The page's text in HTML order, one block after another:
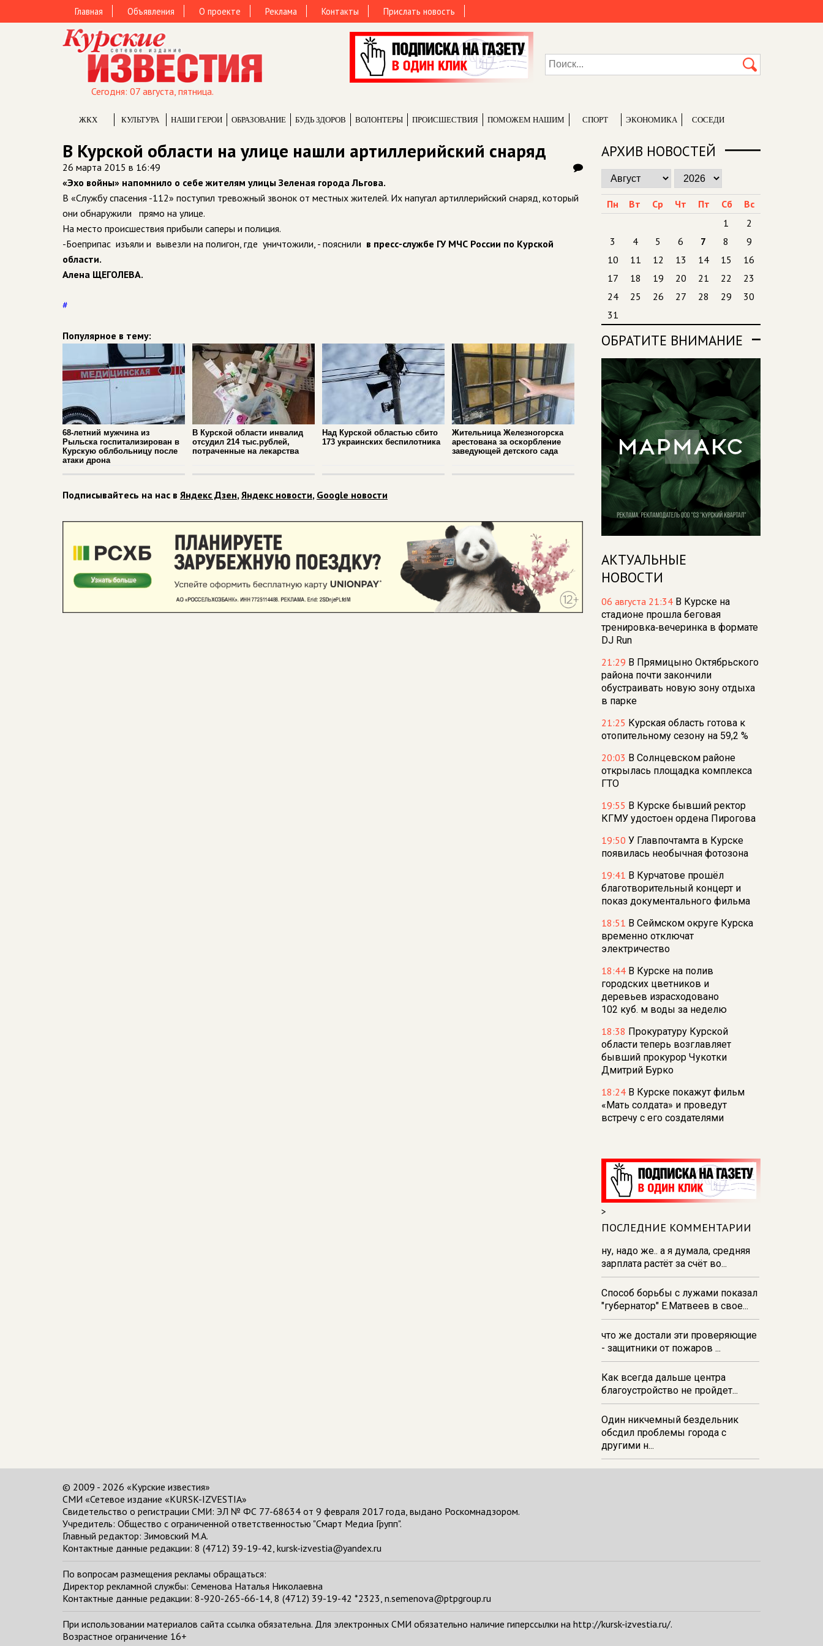
Главная Объявления О проекте Реклама Контакты Прислать новость
Сегодня: 07 августа, пятница.
ЖКХ КУЛЬТУРА НАШИ ГЕРОИ ОБРАЗОВАНИЕ БУДЬ ЗДОРОВ ВОЛОНТЕРЫ ПРОИCШЕСТВИЯ ПОМОЖЕМ НАШИМ СПОРТ ЭКОНОМИКА СОСЕДИ
В Курской области на улице нашли артиллерийский снаряд
26 марта 2015 в 16:49
«Эхо войны» напомнило о себе жителям улицы Зеленая города Льгова.
В «Службу спасения -112» поступил тревожный звонок от местных жителей. Их напугал артиллерийский снаряд, который
они обнаружили прямо на улице.
На место происшествия прибыли саперы и полиция.
-Боеприпас изъяли и вывезли на полигон, где уничтожили, - пояснили в пресс-службе ГУ МЧС России по Курской
области.
Алена ЩЕГОЛЕВА.
#
Популярное в тему:
68-летний мужчина из
Рыльска госпитализирован в
Курскую облбольницу после
атаки дрона
В Курской области инвалид
отсудил 214 тыс.рублей,
потраченные на лекарства
Над Курской областью сбито
173 украинских беспилотника
Жительница Железногорска
арестована за оскорбление
заведующей детского сада
Подписывайтесь на нас в Яндекс Дзен,Яндекс новости, Google новости
АРХИВ НОВОСТЕЙ
Пн Вт Ср Чт Пт Сб
Вс
1
2
3
4 5 6 7 8
9
10
11 12 13 14 15
16
17
18 19 20 21 22
23
24
25 26 27 28 29
30
31
ОБРАТИТЕ ВНИМАНИЕ
АКТУАЛЬНЫЕ
НОВОСТИ
06 августа 21:34 В Курске на
стадионе прошла беговая
тренировка‑вечеринка в формате
DJ Run
21:29 В Прямицыно Октябрьского
района почти закончили
обустраивать новую зону отдыха
в парке
21:25 Курская область готова к
отопительному сезону на 59,2 %
20:03 В Солнцевском районе
открылась площадка комплекса
ГТО
19:55 В Курске бывший ректор
КГМУ удостоен ордена Пирогова
19:50 У Главпочтамта в Курске
появилась необычная фотозона
19:41 В Курчатове прошёл
благотворительный концерт и
показ документального фильма
18:51 В Сеймском округе Курска
временно отключат
электричество
18:44 В Курске на полив
городских цветников и
деревьев израсходовано
102 куб. м воды за неделю
18:38 Прокуратуру Курской
области теперь возглавляет
бывший прокурор Чукотки
Дмитрий Бурко
18:24 В Курске покажут фильм
«Мать солдата» и проведут
встречу с его создателями
из‑за проблем с водоснабжением
17:23
В Курске установили две
камеры ПДД на превышение
скорости
16:55В Курске жителя
Тюменской области осудили за
незаконную перевозку
взрывчатки
16:47В Курске капремонт дорог
выполнен на 54%
>
ПОСЛЕДНИЕ КОММЕНТАРИИ
ну, надо же.. а я думала, средняя
зарплата растёт за счёт во...
Способ борьбы с лужами показал
"губернатор" Е.Матвеев в свое...
что же достали эти проверяющие
- защитники от пожаров ...
Как всегда дальше центра
благоустройство не пройдет...
Один никчемный бездельник
обсдил проблемы города с
другими н...
© 2009 - 2026 «Курские известия»
СМИ «Сетевое издание «KURSK-IZVESTIA»
Свидетельство о регистрации СМИ: ЭЛ № ФС 77-68634 от 9 февраля 2017 года, выдано Роскомнадзором.
Учредитель: Общество с ограниченной ответственностью "Смарт Медиа Групп".
Главный редактор: Зимовский М.А.
Контактные данные редакции: 8 (4712) 39-19-42, kursk-izvestia@yandex.ru
По вопросам размещения рекламы обращаться:
Директор рекламной службы: Семенова Наталья Николаевна
Контактные данные редакции: 8-920-265-66-14, 8 (4712) 39-19-42 *2323, n.semenova@ptpgroup.ru
При использовании материалов сайта ссылка обязательна. Для электронных СМИ обязательно наличие гиперссылки на http://kursk-izvestia.ru/.
Возрастное ограничение 16+